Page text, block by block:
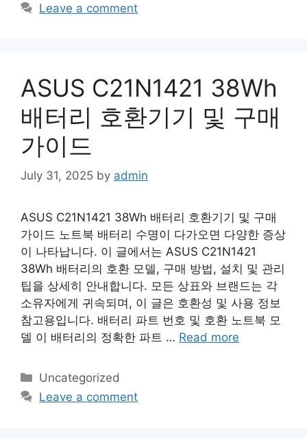
Leave a comment
ASUS C21N1421 38Wh
배터리 호환기기 및 구매
가이드
July 31, 2025 by admin
ASUS C21N1421 38Wh 배터리 호환기기 및 구매
가이드 노트북 배터리 수명이 다가오면 다양한 증상
이 나타납니다. 이 글에서는 ASUS C21N1421
38Wh 배터리의 호환 모델, 구매 방법, 설치 및 관리
팁을 상세히 안내합니다. 모든 상표와 브랜드는 각
소유자에게 귀속되며, 이 글은 호환성 및 사용 정보
참고용입니다. 배터리 파트 번호 및 호환 노트북 모
델 이 배터리의 정확한 파트 … Read more
Categories
Uncategorized
Leave a comment